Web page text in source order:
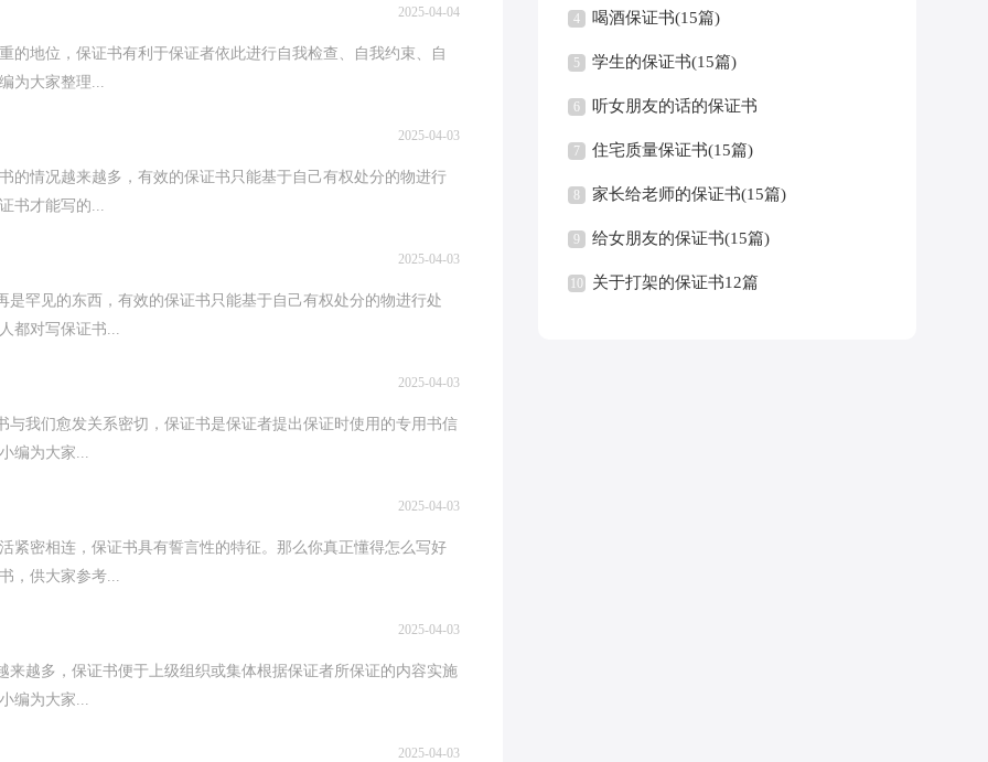
2025-04-04
的地位，保证书有利于保证者依此进行自我检查、自我约束、自
为大家整理...
2025-04-03
的情况越来越多，有效的保证书只能基于自己有权处分的物进行
书才能写的...
2025-04-03
罕见的东西，有效的保证书只能基于自己有权处分的物进行处
都对写保证书...
2025-04-03
我们愈发关系密切，保证书是保证者提出保证时使用的专用书信
编为大家...
2025-04-03
紧密相连，保证书具有誓言性的特征。那么你真正懂得怎么写好
，供大家参考...
2025-04-03
越多，保证书便于上级组织或集体根据保证者所保证的内容实施
编为大家...
2025-04-03
4 喝酒保证书(15篇)
5 学生的保证书(15篇)
6 听女朋友的话的保证书
7 住宅质量保证书(15篇)
8 家长给老师的保证书(15篇)
9 给女朋友的保证书(15篇)
10 关于打架的保证书12篇